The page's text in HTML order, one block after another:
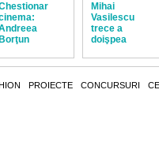
Borţun
Mihai
Vasilescu
trece a
doişpea
PROIECTE CONCURSURI